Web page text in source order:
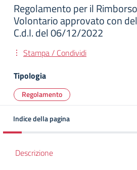
Regolamento per il
Volontario approvato con
C.d.I. del 06/12/2022
Stampa / Condividi
Tipologia
Regolamento
Indice della pagina
Descrizione